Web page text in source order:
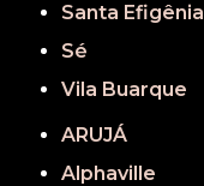
Santa Efigênia
Sé
Vila Buarque
ARUJÁ
Alphaville